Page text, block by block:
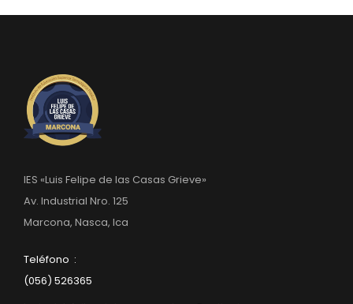
IES «Luis Felipe de las Casas Grieve»
Av. Industrial Nro. 125
Marcona, Nasca, Ica
Teléfono :
(056) 526365